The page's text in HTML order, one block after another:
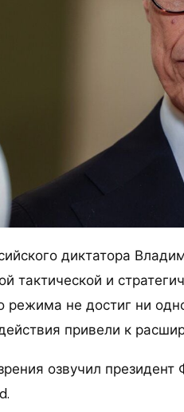
диктатора
тактической и
режима не достиг ни
привели к
озвучил